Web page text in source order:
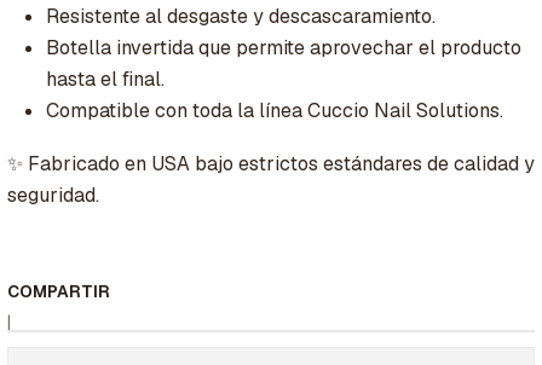
Resistente al desgaste y descascaramiento.
Botella invertida que permite aprovechar el producto
hasta el final.
Compatible con toda la línea Cuccio Nail Solutions.
✨ Fabricado en USA bajo estrictos estándares de calidad y
seguridad.
COMPARTIR
|